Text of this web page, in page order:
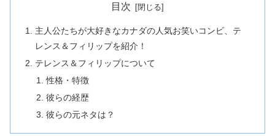
目次
主人公たちが大好きなカナダの人気お笑いコンビ、テ
レンス＆フィリップを紹介！
テレンス＆フィリップについて
性格・特徴
彼らの経歴
彼らの元ネタは？